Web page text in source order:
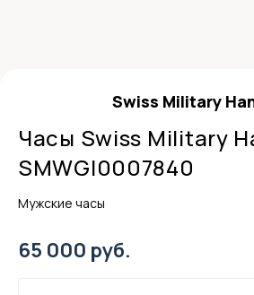
Swiss Military
Часы Swiss Military
SMWGI0007840
Мужские часы
65 000 руб.